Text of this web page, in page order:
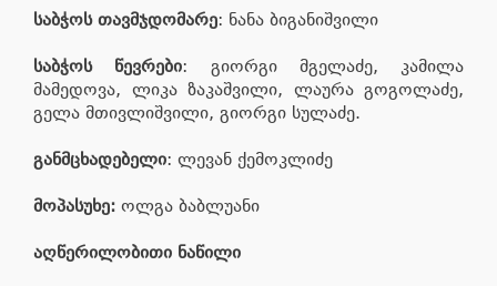
საბჭოს თავმჯდომარე: ნანა ბიგანიშვილი
საბჭოს წევრები: გიორგი მგელაძე, კამილა
მამედოვა, ლიკა ზაკაშვილი, ლაურა გოგოლაძე,
გელა მთივლიშვილი, გიორგი სულაძე.
განმცხადებელი: ლევან ქემოკლიძე
მოპასუხე: ოლგა ბაბლუანი
აღწერილობითი ნაწილი